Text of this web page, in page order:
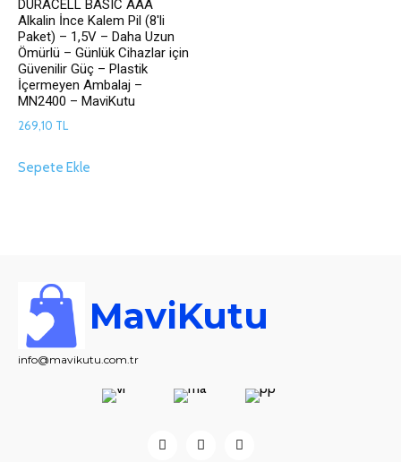
DURACELL BASIC AAA
Alkalin İnce Kalem Pil (8'li
Paket) – 1,5V – Daha Uzun
Ömürlü – Günlük Cihazlar için
Güvenilir Güç – Plastik
İçermeyen Ambalaj –
MN2400 – MaviKutu
269,10 TL
Sepete Ekle
MaviKutu
info@mavikutu.com.tr